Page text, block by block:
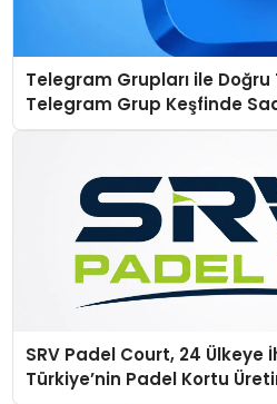
Telegram Grupları ile Doğru
Telegram Grup Keşfinde
SRV Padel Court, 24
Türkiye’nin Padel Kortu